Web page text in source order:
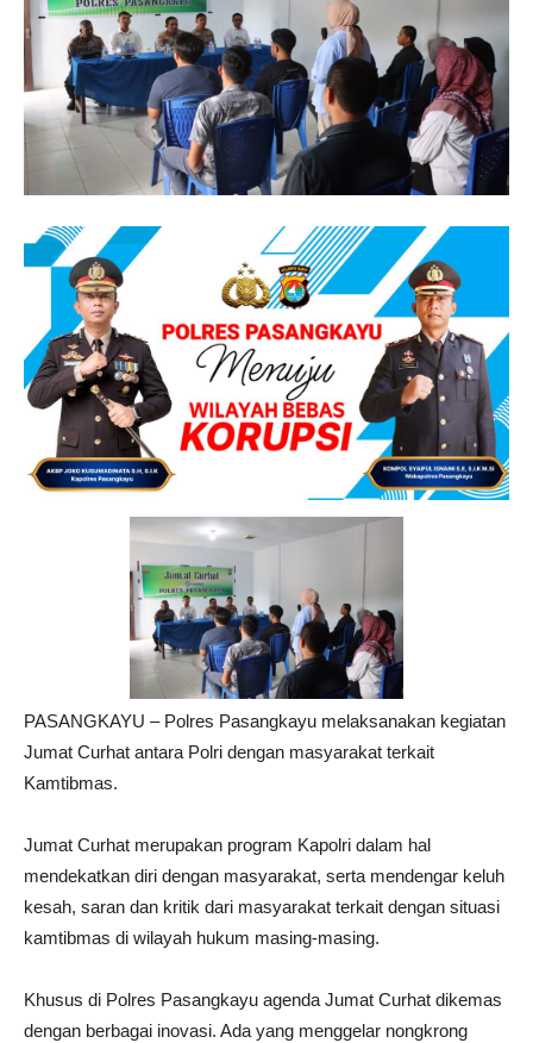
PASANGKAYU – Polres Pasangkayu melaksanakan kegiatan
Jumat Curhat antara Polri dengan masyarakat terkait
Kamtibmas.
Jumat Curhat merupakan program Kapolri dalam hal
mendekatkan diri dengan masyarakat, serta mendengar keluh
kesah, saran dan kritik dari masyarakat terkait dengan situasi
kamtibmas di wilayah hukum masing-masing.
Khusus di Polres Pasangkayu agenda Jumat Curhat dikemas
dengan berbagai inovasi. Ada yang menggelar nongkrong